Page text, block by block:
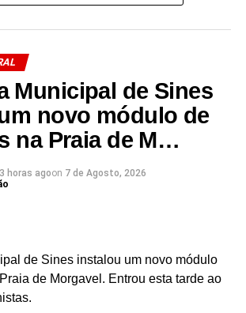
Share
Municipal de Sines
novo módulo de
na Praia de M…
3 horas agoon 7 de Agosto, 2026
de Sines instalou um novo módulo
de Morgavel. Entrou esta tarde ao